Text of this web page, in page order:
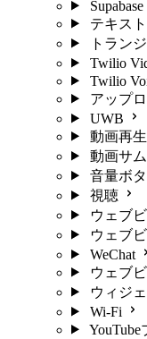
Supabase
テキス
トラン
Twilio
Twilio
アップ
UWB
動画再生
動画サ
音量ボ
視聴
ウェブ
ウェブ
WeChat
ウェブ
ウィジ
Wi-Fi